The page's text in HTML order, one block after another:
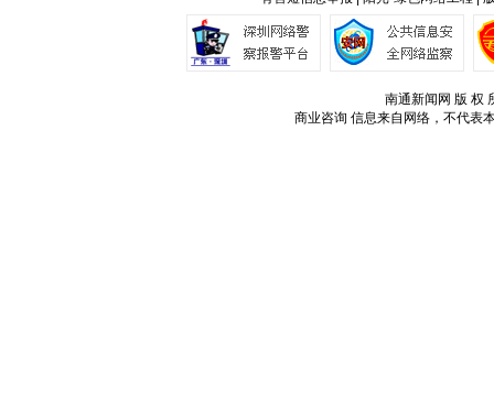
南通新闻网 版 权
商业咨询 信息来自网络，不代表